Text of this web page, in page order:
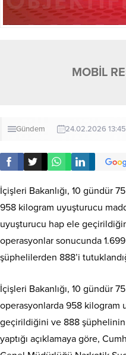
MOBİL
Gündem 24.02.2026 13:45
İçişleri Bakanlığı, 10 gündür
958 kilogram uyuşturucu
uyuşturucu hap ele
operasyonlar sonucunda
şüphelilerden 888’i
İçişleri Bakanlığı, 10 gündür
operasyonlarda 958 kilogram
geçirildiğini ve 888 şüphelinin
yaptığı açıklamaya göre,